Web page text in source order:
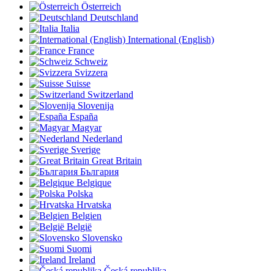
Österreich
Deutschland
Italia
International (English)
France
Schweiz
Svizzera
Suisse
Switzerland
Slovenija
España
Magyar
Nederland
Sverige
Great Britain
България
Belgique
Polska
Hrvatska
Belgien
België
Slovensko
Suomi
Ireland